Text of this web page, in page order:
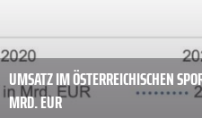
UMSATZ IM ÖSTERREICHISCHEN
MRD. EUR